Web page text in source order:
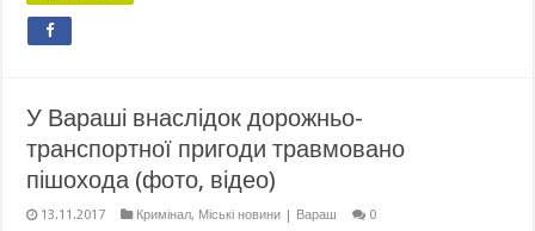
У Вараші внаслідок дорожньо-
транспортної пригоди травмовано
пішохода (фото, відео)
13.11.2017 Кримінал, Міські новини | Вараш 0